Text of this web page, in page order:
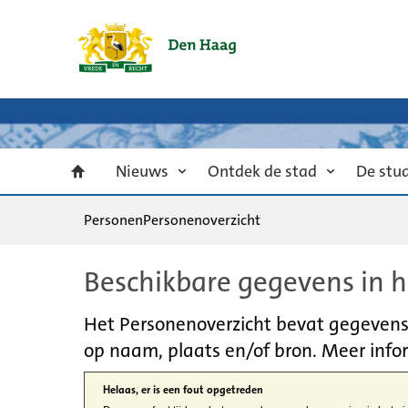
Nieuws Ontdek de stad De
PersonenPersonenoverzicht
Beschikbare gegevens in
Het Personenoverzicht bevat
op naam, plaats en/of bron. Meer
Helaas, er is een fout opgetreden